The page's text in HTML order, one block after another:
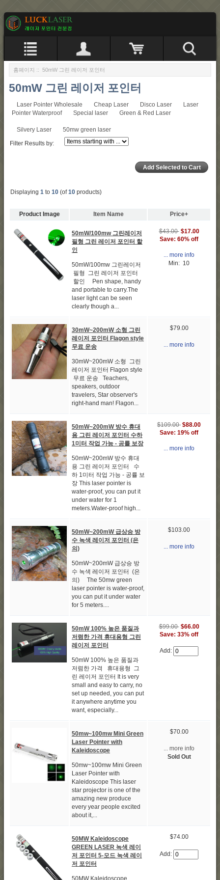
홈페이지 :: 50mW 그린 레이저 포인터
50mW 그린 레이저 포인터
Laser Pointer Wholesale Cheap Laser Disco Laser
Laser
Pointer Waterproof
Special laser Green & Red Laser
Silvery Laser 50mw green laser
Filter Results by:
Displaying 1 to 10 (of10 products)
Product Image Item Name Price+
50mW/100mw 그린레이저
필형 그린 레이저 포인터 할
인
50mW/100mw 그린레이저
필형 그린 레이저 포인터
할인 Pen shape, handy
and portable to carry.The
laser light can be seen
clearly though a...
$43.00 $17.00
Save: 60% off
... more info
Min: 10
30mW~200mW 소형 그린
레이저 포인터 Flagon style
무료 운송
30mW~200mW 소형 그린
레이저 포인터 Flagon style
무료 운송 Teachers,
speakers, outdoor
travelers, Star observer's
right-hand man! Flagon...
$79.00
... more info
50mW~200mW 방수 휴대
용 그린 레이저 포인터 수하
1미터 작업 가능 - 공률 보장
50mW~200mW 방수 휴대
용 그린 레이저 포인터 수
하 1미터 작업 가능 - 공률 보
장 This laser pointer is
water-proof, you can put it
under water for 1
meters.Water-proof high...
$109.00 $88.00
Save: 19% off
... more info
50mW~200mW 급상승 방
수 녹색 레이저 포인터 (은
의)
50mW~200mW 급상승 방
수 녹색 레이저 포인터 (은
의) The 50mw green
laser pointer is water-proof,
you can put it under water
for 5 meters....
$103.00
... more info
50mW 100% 높은 품질과
저렴한 가격 휴대용형 그린
레이저 포인터
50mW 100% 높은 품질과
저렴한 가격 휴대용형 그
린 레이저 포인터 It is very
small and easy to carry, no
set up needed, you can put
it anywhere anytime you
want, especially...
$99.00 $66.00
Save: 33% off
Add:
50mw~100mw Mini Green
Laser Pointer with
Kaleidoscope
50mw~100mw Mini Green
Laser Pointer with
Kaleidoscope This laser
star projector is one of the
amazing new produce
every year people excited
about it,...
$70.00
... more info
Sold Out
50MW Kaleidoscope
GREEN LASER 녹색 레이
저 포인터 5-모드 녹색 레이
저 포인터
$74.00
Add: